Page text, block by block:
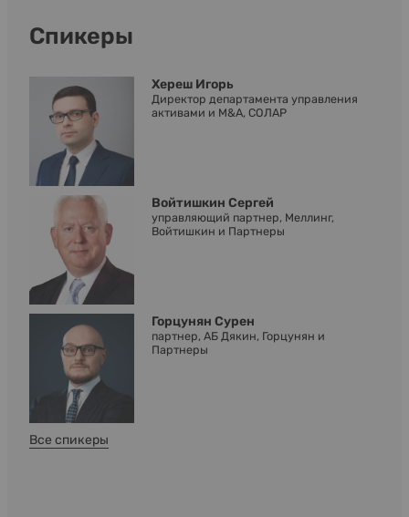
Спикеры
Хереш Игорь
Директор департамента управления
активами и M&A, СОЛАР
Войтишкин Сергей
управляющий партнер, Меллинг,
Войтишкин и Партнеры
Горцунян Сурен
партнер, АБ Дякин, Горцунян и
Партнеры
Все спикеры